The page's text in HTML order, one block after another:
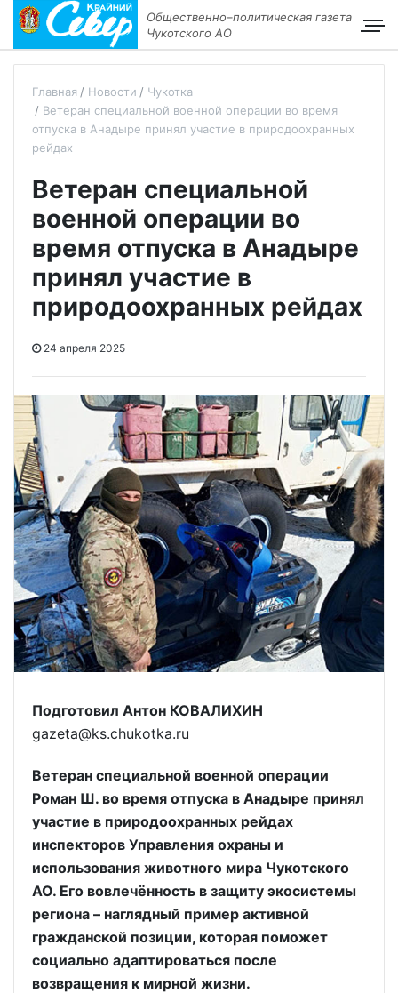
Общественно–политическая газета
Чукотского АО
Главная Новости
Чукотка
Ветеран специальной военной операции во время
отпуска в Анадыре принял участие в природоохранных
рейдах
Ветеран специальной
военной операции во
время отпуска в Анадыре
принял участие в
природоохранных рейдах
24 апреля 2025
Подготовил Антон КОВАЛИХИН
gazeta@ks.chukotka.ru
Ветеран специальной военной операции
Роман Ш. во время отпуска в Анадыре принял
участие в природоохранных рейдах
инспекторов Управления охраны и
использования животного мира Чукотского
АО. Его вовлечённость в защиту экосистемы
региона – наглядный пример активной
гражданской позиции, которая поможет
социально адаптироваться после
возвращения к мирной жизни.